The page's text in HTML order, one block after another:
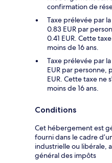
confirmation de
Taxe prélevée par
0.83 EUR par
0.41 EUR. Cette
moins de 16 ans.
Taxe prélevée par
EUR par personne,
EUR. Cette taxe ne
moins de 16 ans.
Conditions
Cet hébergement est
fourni dans le cadre
industrielle ou libérale,
général des impôts